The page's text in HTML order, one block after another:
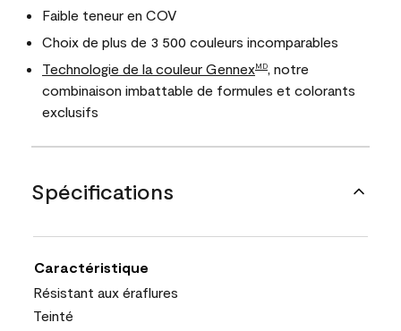
Faible teneur en COV
Choix de plus de 3 500 couleurs incomparables
Technologie de la couleur GennexMD
, notre
combinaison imbattable de formules et colorants
exclusifs
Spécifications
Caractéristique
Résistant aux éraflures
Teinté